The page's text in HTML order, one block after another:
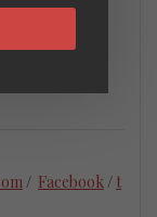
/ Facebook / t